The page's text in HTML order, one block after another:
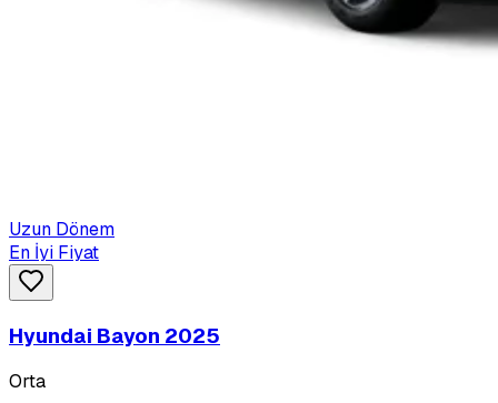
Uzun Dönem
En İyi Fiyat
Hyundai Bayon 2025
Orta